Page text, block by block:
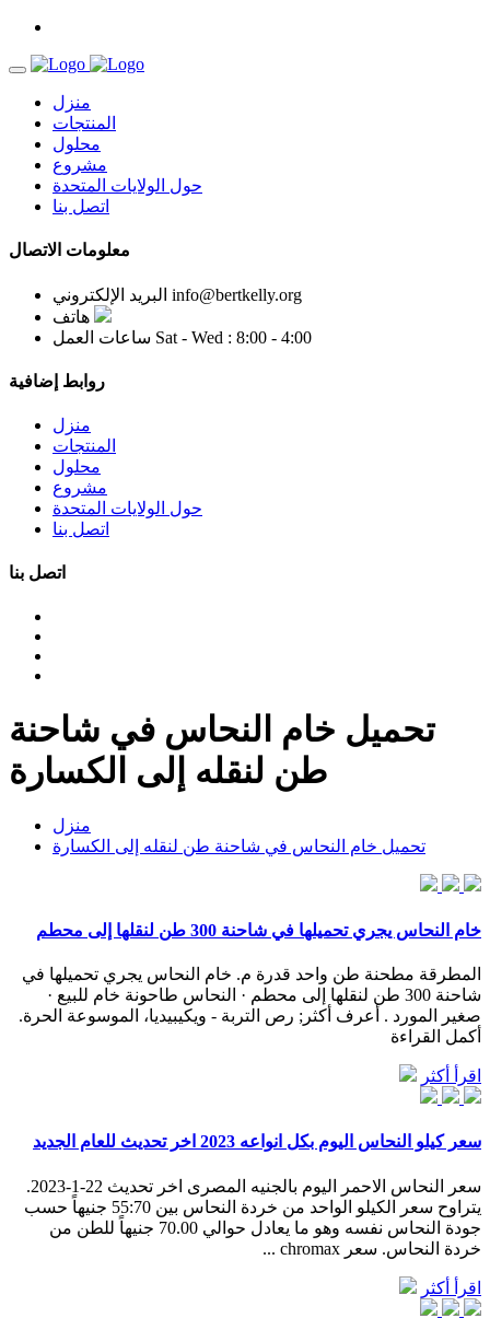
منزل
المنتجات
محلول
مشروع
حول الولايات المتحدة
اتصل بنا
معلومات الاتصال
البريد الإلكتروني info@bertkelly.org
هاتف
ساعات العمل Sat - Wed : 8:00 - 4:00
روابط إضافية
منزل
المنتجات
محلول
مشروع
حول الولايات المتحدة
اتصل بنا
اتصل بنا
تحميل خام النحاس في شاحنة
طن لنقله إلى الكسارة
منزل
تحميل خام النحاس في شاحنة طن لنقله إلى الكسارة
خام النحاس يجري تحميلها في شاحنة 300 طن لنقلها إلى محطم
المطرقة مطحنة طن واحد قدرة م. خام النحاس يجري تحميلها في
شاحنة 300 طن لنقلها إلى محطم · النحاس طاحونة خام للبيع ·
صغير المورد . أعرف أكثر; رص التربة - ويكيبيديا، الموسوعة الحرة.
أكمل القراءة
اقرأ أكثر
سعر كيلو النحاس اليوم بكل انواعه 2023 اخر تحديث للعام الجديد
سعر النحاس الاحمر اليوم بالجنيه المصرى اخر تحديث 22-1-2023.
يتراوح سعر الكيلو الواحد من خردة النحاس بين 55:70 جنيهاً حسب
جودة النحاس نفسه وهو ما يعادل حوالي 70.00 جنيهاً للطن من
خردة النحاس. سعر chromax ...
اقرأ أكثر